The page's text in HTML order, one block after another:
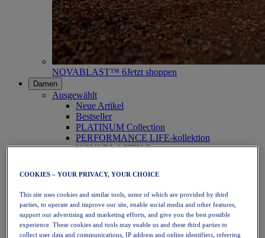
NOVABLAST™ 6Jetzt shoppen
Damen
Ausgewählt
Neue Artikel
Bestseller
PLATINUM Collection
PERFORMANCE LIFE-kollektion
NOVABLAST™ 6
Laufen
Trailrunning
Tennis
Volleyball
Handball
Padel
Korbball
COOKIES – YOUR PRIVACY, YOUR CHOICE
This site uses cookies and similar tools, some of which are provided by third
parties, to operate and improve our site, enable social media and other features,
support our advertising and marketing efforts, and give you the best possible
experience. These cookies and tools may enable us and these third parties to
collect user data and communications, IP address and online identifiers, referring